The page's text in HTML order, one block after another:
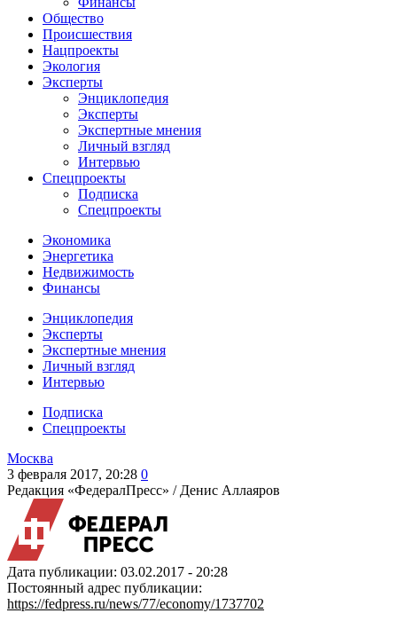
Общество
Происшествия
Нацпроекты
Экология
Эксперты
Энциклопедия
Эксперты
Экспертные мнения
Личный взгляд
Интервью
Спецпроекты
Подписка
Спецпроекты
Экономика
Энергетика
Недвижимость
Финансы
Энциклопедия
Эксперты
Экспертные мнения
Личный взгляд
Интервью
Подписка
Спецпроекты
Москва
3 февраля 2017, 20:28 0
Редакция «ФедералПресс» / Денис Аллаяров
Дата публикации: 03.02.2017 - 20:28
Постоянный адрес публикации:
https://fedpress.ru/news/77/economy/1737702